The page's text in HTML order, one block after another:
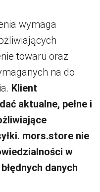
wymaga
towaru oraz
na do
Klient
aktualne, pełne i
mors.store nie
w
danych